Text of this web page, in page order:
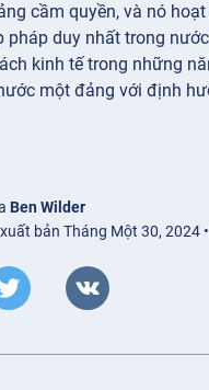
cầm quyền, và nó
pháp duy nhất trong
kinh tế trong những
một đảng với định
Ben Wilder
bản Tháng Một 30, 2024